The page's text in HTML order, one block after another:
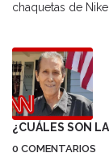
chaquetas de
deportivo antes de
¿CUÁLES SON
0 COMENTARIOS